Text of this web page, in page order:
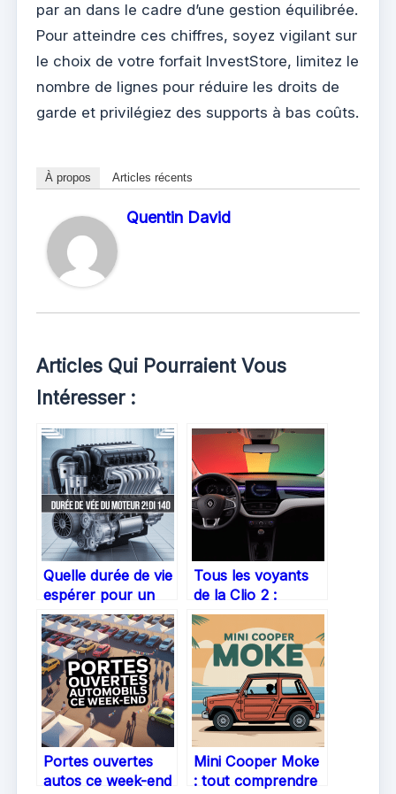
par an dans le cadre d’une gestion équilibrée.
Pour atteindre ces chiffres, soyez vigilant sur
le choix de votre forfait InvestStore, limitez le
nombre de lignes pour réduire les droits de
garde et privilégiez des supports à bas coûts.
À propos Articles récents
Quentin David
Articles Qui Pourraient Vous
Intéresser :
Quelle durée de vie
espérer pour un
moteur 2.0 TDI
140 : conseils et
réalités
Tous les voyants
de la Clio 2 :
comprendre, réagir
et éviter les soucis
Portes ouvertes
autos ce week-end
Mini Cooper Moke
: tout comprendre